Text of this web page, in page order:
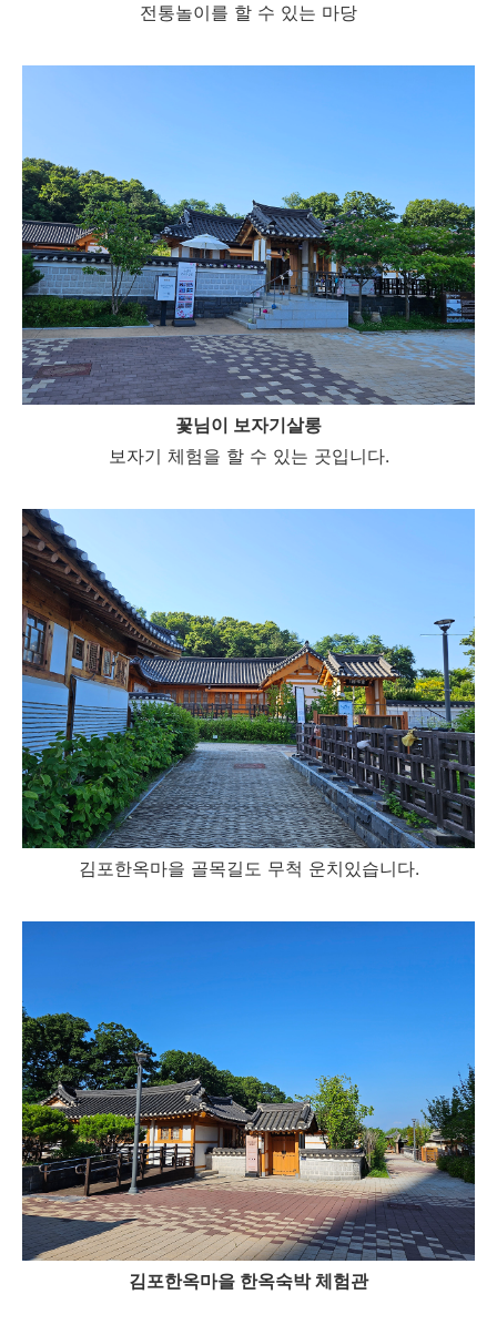
전통놀이를 할 수 있는 마당
꽃님이 보자기살롱
보자기 체험을 할 수 있는 곳입니다.
김포한옥마을 골목길도 무척 운치있습니다.
김포한옥마을 한옥숙박 체험관